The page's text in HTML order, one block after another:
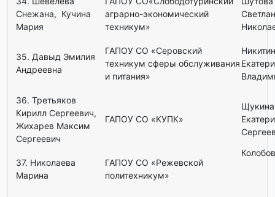
Снежана, Кучина
Мария
аграрно-экономический
техникум»
35. Давыд Эмилия
Андреевна
ГАПОУ СО «Серовский
техникум сферы обслуживания
и питания»
36. Третьяков
Кирилл Сергеевич,
Жихарев Максим
Сергеевич
ГАПОУ СО «КУПК»
Щукина
37. Николаева
Марина
ГАПОУ СО «Режевской
политехникум»